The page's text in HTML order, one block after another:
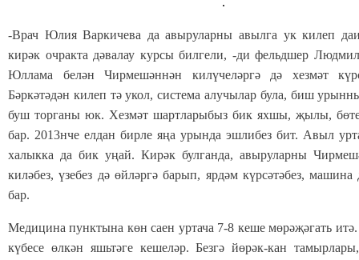
-Врач Юлия Варкичева да авыруларны авылга ук килеп
кирәк очракта дәвалау курсы билгели, -ди фельдшер
Юллама белән Чирмешәннән килүчеләргә дә хезмәт
Бәркәтәдән килеп тә укол, система алучылар була, биш
буш торганы юк. Хезмәт шартларыбыз бик яхшы, җылы,
бар. 2013нче елдан бирле яңа урында эшлибез бит. Авыл
халыкка да бик уңай. Кирәк булганда, авыруларны
киләбез, үзебез дә өйләргә барып, ярдәм күрсәтәбез, машина
бар.
Медицина пунктына көн саен уртача 7-8 кеше мөрәҗәгать
күбесе өлкән яшьтәге кешеләр. Безгә йөрәк-кан